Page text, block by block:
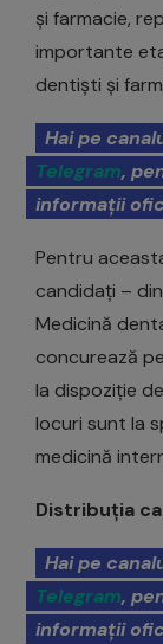
și farmacie,
importante
dentiști și
Hai pe
Telegram,
informații
Pentru
candidați –
Medicină
concurează
la dispoziție
locuri sunt la
medicină
Distribuția
Hai pe
Telegram,
informații